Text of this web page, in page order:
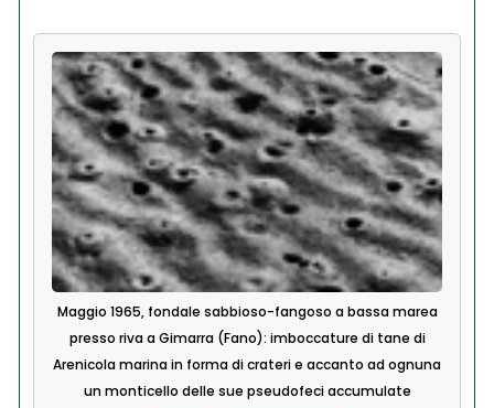
Maggio 1965, fondale sabbioso-fangoso a bassa marea
presso riva a Gimarra (Fano): imboccature di tane di
Arenicola marina in forma di crateri e accanto ad ognuna
un monticello delle sue pseudofeci accumulate